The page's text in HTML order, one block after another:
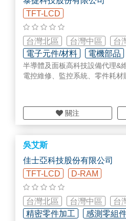
TFT-LCD
台灣北區 台灣中區 台
電子元件/材料
電機部品
半導體及面板高科技設備代理&
電控維修、監控系統、零件耗材
關注
吳艾斯
佳士亞科技股份有限公司
TFT-LCD
D-RAM
台灣北區 台灣中區
台
精密零件加工
感測零組